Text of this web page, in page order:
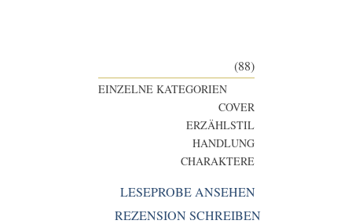
(88)
EINZELNE KATEGORIEN
COVER
ERZÄHLSTIL
HANDLUNG
CHARAKTERE
LESEPROBE ANSEHEN
REZENSION SCHREIBEN